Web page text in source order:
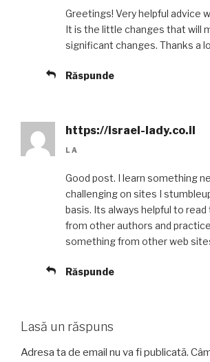
Greetings! Very helpful advice
It is the little changes that will
significant changes. Thanks a
Răspunde
https://israel-lady.co.il
LA
Good post. I learn something
challenging on sites I
basis. Its always helpful to
from other authors and
something from other web
Răspunde
Lasă un răspuns
Adresa ta de email nu va fi publicată.